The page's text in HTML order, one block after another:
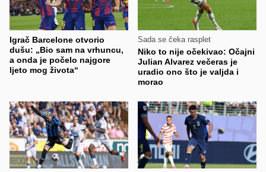
Igrač Barcelone otvorio
dušu: „Bio sam na vrhuncu,
a onda je počelo najgore
ljeto mog života“
Sada se čeka rasplet
Niko to nije očekivao: Očajni
Julian Alvarez večeras je
uradio ono što je valjda i
morao